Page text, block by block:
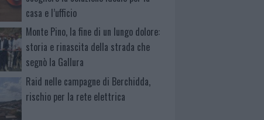
casa e l’ufficio
Monte Pino, la fine di un lungo dolore:
storia e rinascita della strada che
segnò la Gallura
Raid nelle campagne di Berchidda,
rischio per la rete elettrica